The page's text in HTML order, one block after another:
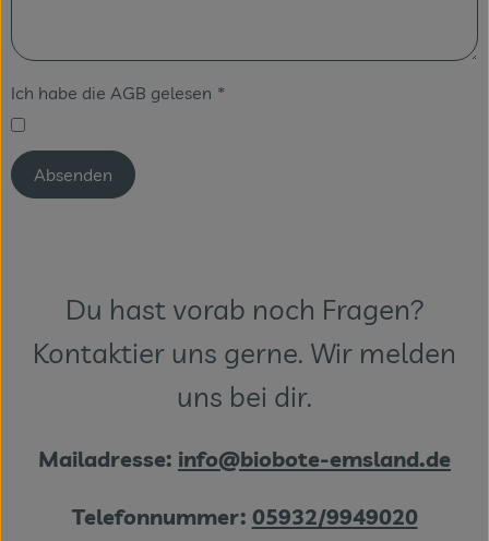
Ich habe die AGB gelesen *
Absenden
Du hast vorab noch Fragen?
Kontaktier uns gerne. Wir melden
uns bei dir.
Mailadresse: info@biobote-emsland.de
Telefonnummer: 05932/9949020